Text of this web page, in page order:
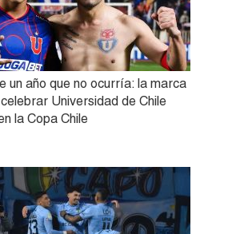
un año que no ocurría: la marca
Universidad de Chile
la Copa Chile